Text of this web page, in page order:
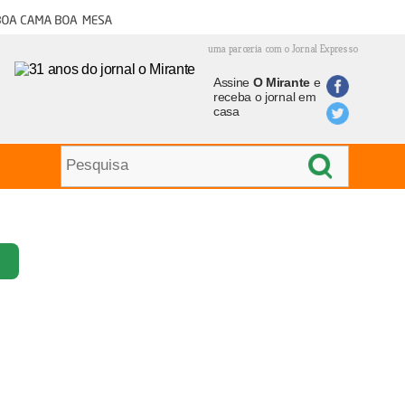
cama boa mesa
uma parceria com o Jornal Expresso
Assine O Mirantee
receba o jornal em
casa